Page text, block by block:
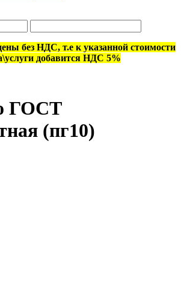
без НДС, т.е к указанной стоимости
добавится НДС 5%
ГОСТ
(пг10)